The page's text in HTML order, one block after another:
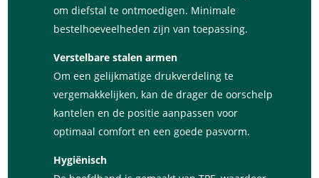
om diefstal te ontmoedigen. Minimale
bestelhoeveelheden zijn van toepassing.
Verstelbare stalen armen
Om een ​​gelijkmatige drukverdeling te
vergemakkelijken, kan de drager de oorschelp
kantelen en de positie aanpassen voor
optimaal comfort en een goede pasvorm.
Hygiënisch